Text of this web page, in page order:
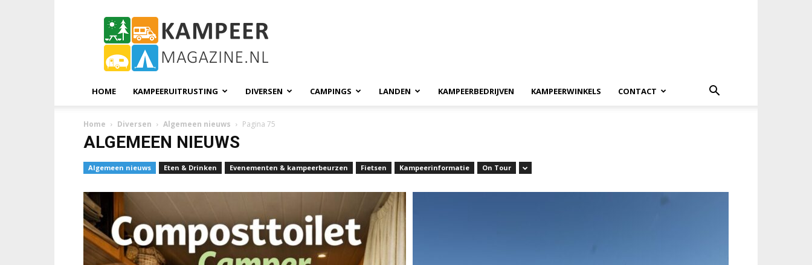
KampeerMagazine
HOME KAMPEERUITRUSTING DIVERSEN CAMPINGS LANDEN KAMPEERBEDRIJVEN KAMPEERWINKELS CONTACT
Home Diversen Algemeen nieuws Pagina 75
ALGEMEEN NIEUWS
Algemeen nieuws Eten & Drinken Evenementen & kampeerbeurzen Fietsen Kampeerinformatie On Tour